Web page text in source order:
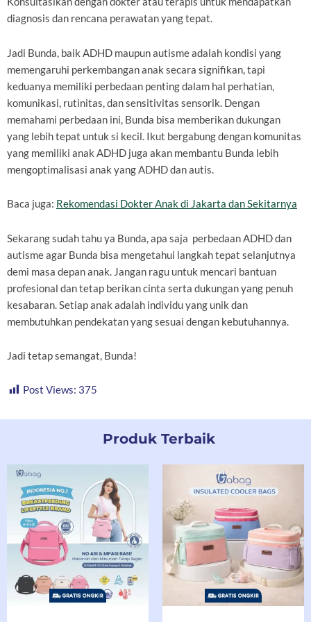
diagnosis dan rencana perawatan yang tepat.
Jadi Bunda, baik ADHD maupun autisme adalah kondisi yang
memengaruhi perkembangan anak secara signifikan, tapi
keduanya memiliki perbedaan penting dalam hal perhatian,
komunikasi, rutinitas, dan sensitivitas sensorik. Dengan
memahami perbedaan ini, Bunda bisa memberikan dukungan
yang lebih tepat untuk si kecil. Ikut bergabung dengan komunitas
yang memiliki anak ADHD juga akan membantu Bunda lebih
mengoptimalisasi anak yang ADHD dan autis.
Baca juga: Rekomendasi Dokter Anak di Jakarta dan Sekitarnya
Sekarang sudah tahu ya Bunda, apa saja perbedaan ADHD dan
autisme agar Bunda bisa mengetahui langkah tepat selanjutnya
demi masa depan anak. Jangan ragu untuk mencari bantuan
profesional dan tetap berikan cinta serta dukungan yang penuh
kesabaran. Setiap anak adalah individu yang unik dan
membutuhkan pendekatan yang sesuai dengan kebutuhannya.
Jadi tetap semangat, Bunda!
Post Views: 375
Produk Terbaik